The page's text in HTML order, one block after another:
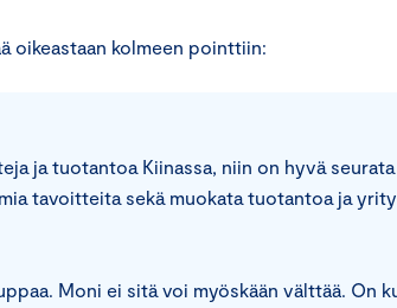
oikeastaan kolmeen pointtiin:
ja tuotantoa Kiinassa, niin on hyvä seurata
tavoitteita sekä muokata tuotantoa ja
Moni ei sitä voi myöskään välttää. On